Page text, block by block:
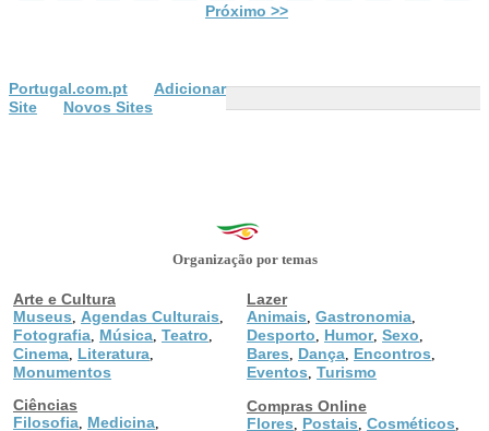
Próximo >>
Portugal.com.pt
Adicionar
Site
Novos Sites
Organização por temas
Arte e Cultura
Museus
Agendas Culturais
Fotografia Música Teatro
Cinema Literatura
Monumentos
Ciências
Filosofia Medicina
Lazer
Animais Gastronomia
Desporto Humor, Sexo
Bares Dança Encontros
Eventos Turismo
Compras Online
Flores
Postais Cosméticos